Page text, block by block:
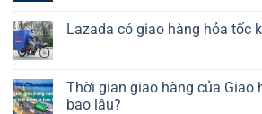
Lazada có giao hàng hỏa tốc
Thời gian giao hàng của Giao
bao lâu?